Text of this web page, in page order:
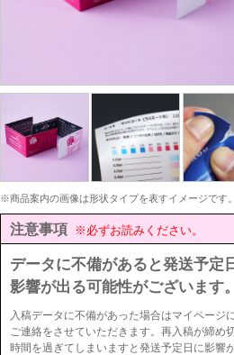
※商品案内の画像は形状タイプを表すイメージです。
注意事項 ※必ずお読みください。
データに不備があると発送予定
影響が出る可能性がございます。
入稿データに不備があった場合はマイページ
ご連絡をさせていただきます。再入稿が締め
時間を過ぎてしまいますと発送予定日に影響